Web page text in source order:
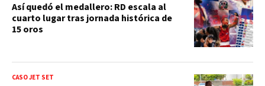
Así quedó el medallero: RD escala al
cuarto lugar tras jornada histórica de
15 oros
CASO JET SET